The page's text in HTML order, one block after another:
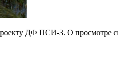
ДФ ПСИ-3. О просмотре